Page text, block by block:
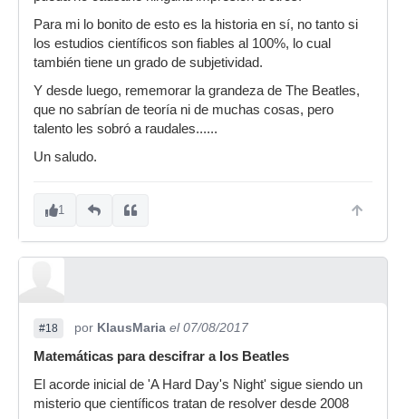
Para mi lo bonito de esto es la historia en sí, no tanto si
los estudios científicos son fiables al 100%, lo cual
también tiene un grado de subjetividad.
Y desde luego, rememorar la grandeza de The Beatles,
que no sabrían de teoría ni de muchas cosas, pero
talento les sobró a raudales......
Un saludo.
1
#18 por KlausMaria el 07/08/2017
Matemáticas para descifrar a los Beatles
El acorde inicial de 'A Hard Day's Night' sigue siendo un
misterio que científicos tratan de resolver desde 2008